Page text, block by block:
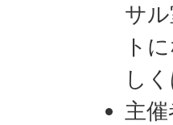
サ
ト
し
主